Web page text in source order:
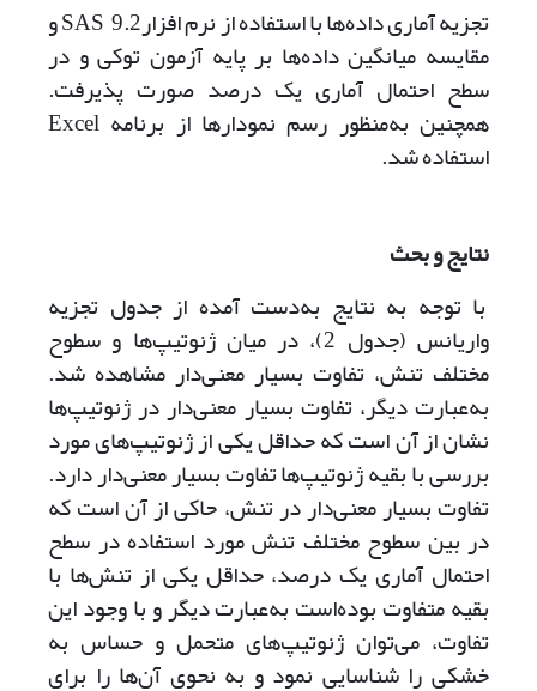
تجزیه آماری داده‌ها با استفاده از نرم افزار9.2 SAS و
مقایسه میانگین داده‌ها بر پایه آزمون توکی و در
سطح احتمال آماری یک درصد صورت پذیرفت.
همچنین به‌منظور رسم نمودار‌ها از برنامه Excel
استفاده شد.
نتایج و بحث
با توجه به نتایج به‌دست آمده از جدول تجزیه
واریانس (جدول 2)، در میان ژنوتیپ‌ها و سطوح
مختلف تنش، تفاوت بسیار معنی‌دار مشاهده شد.
به‌عبارت دیگر، تفاوت بسیار معنی‌دار در ژنوتیپ‌ها
نشان از آن است که حداقل یکی از ژنوتیپ‌های مورد
بررسی با بقیه ژنوتیپ‌ها تفاوت بسیار معنی‌دار دارد.
تفاوت بسیار معنی‌دار در تنش، حاکی از آن است که
در بین سطوح مختلف تنش مورد استفاده در سطح
احتمال آماری یک درصد، حداقل یکی از تنش‌ها با
بقیه متفاوت بوده‌است به‌عبارت دیگر و با وجود این
تفاوت، می‌توان ژنوتیپ‌های متحمل و حساس به
خشکی را شناسایی نمود و به نحوی آن‌ها را برای